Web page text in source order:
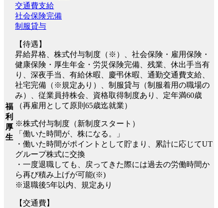
福
利
厚
生
交通費支給
社会保険完備
制服貸与
【待遇】
昇給昇格、株式付与制度（※）、社会保険・雇用保険・
健康保険・厚生年金・労災保険完備、残業、休出手当有
り、深夜手当、有給休暇、慶弔休暇、通勤交通費支給、
社宅完備（※規定あり）、制服貸与（制服着用の職場の
み）、従業員持株会、資格取得制度あり、定年満60歳
（再雇用として原則65歳迄就業）
※株式付与制度（新制度スタート）
「働いた時間が、株になる。」
・働いた時間がポイントとして貯まり、累計に応じてUT
グループ株式に交換
・一度退職しても、戻ってきた際には過去の労働時間か
ら再び積み上げが可能(※)
※退職後5年以内、規定あり
【交通費】